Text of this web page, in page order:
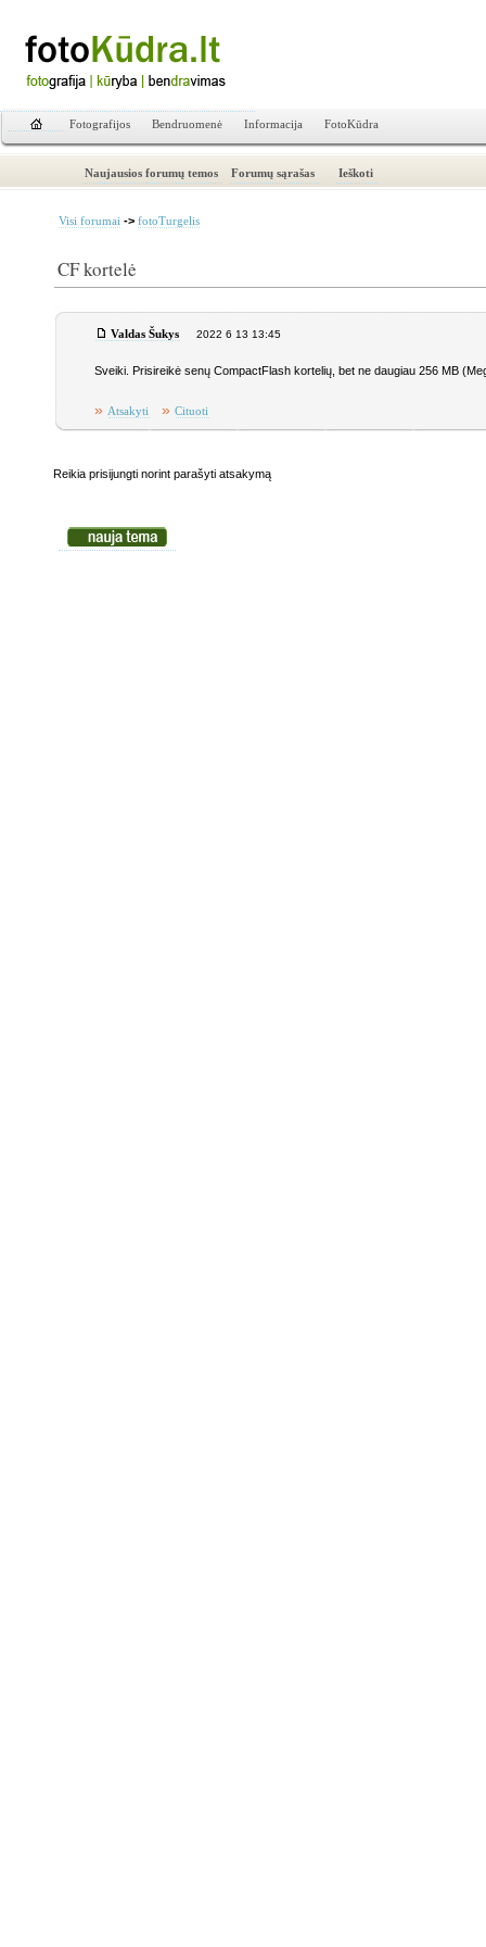
Fotografijos Bendruomenė Informacija FotoKūdra
Naujausios forumų temos Forumų sąrašas Ieškoti
Visi forumai -> fotoTurgelis
CF kortelė
Valdas Šukys 2022 6 13 13:45
Sveiki. Prisireikė senų CompactFlash kortelių, bet ne daugiau 256 MB
» Atsakyti » Cituoti
Reikia prisijungti norint parašyti atsakymą